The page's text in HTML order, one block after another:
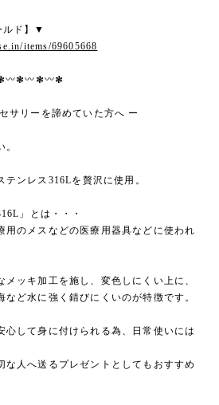
ルド】▼
items/69605668
〰︎❃〰︎❃〰︎❃
サリーを諦めていた方へ ー
ンレス316Lを贅沢に使用。
」とは・・・
用のメスなどの医療用器具などに使われ
ッキ加工を施し、変色しにくい上に、
ど水に強く錆びにくいのが特徴です。
心して身に付けられる為、日常使いには
な人へ送るプレゼントとしてもおすすめ